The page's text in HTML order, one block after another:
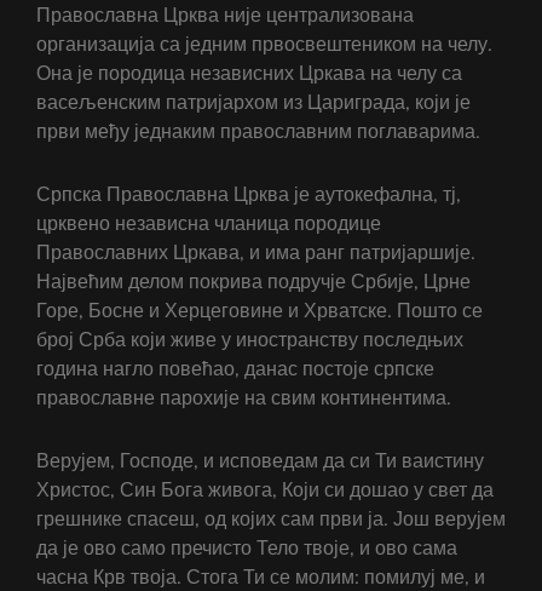
Православна Црква није централизована
организација са једним првосвештеником на челу.
Она је породица независних Цркава на челу са
васељенским патријархом из Цариграда, који је
први међу једнаким православним поглаварима.
Српска Православна Црква је аутокефална, тј,
црквено независна чланица породице
Православних Цркава, и има ранг патријаршије.
Највећим делом покрива подручје Србије, Црне
Горе, Босне и Херцеговине и Хрватске. Пошто се
број Срба који живе у иностранству последњих
година нагло повећао, данас постоје српске
православне парохије на свим континентима.
Верујем, Господе, и исповедам да си Ти ваистину
Христос, Син Бога живога, Који си дошао у свет да
грешнике спасеш, од којих сам први ја. Још верујем
да је ово само пречисто Тело твоје, и ово сама
часна Крв твоја. Стога Ти се молим: помилуј ме, и